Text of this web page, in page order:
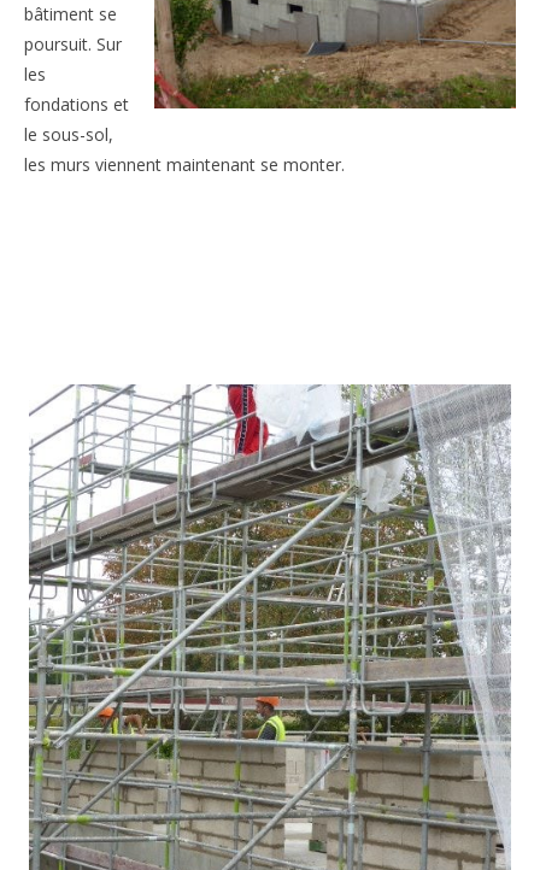
bâtiment se
poursuit. Sur
les
fondations et
le sous-sol,
les murs viennent maintenant se monter.